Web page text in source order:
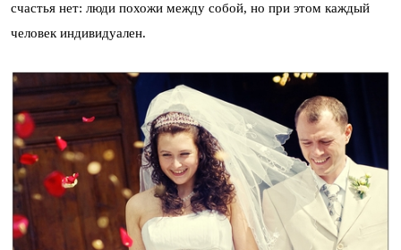
счастья нет: люди похожи между собой, но при этом каждый
человек индивидуален.